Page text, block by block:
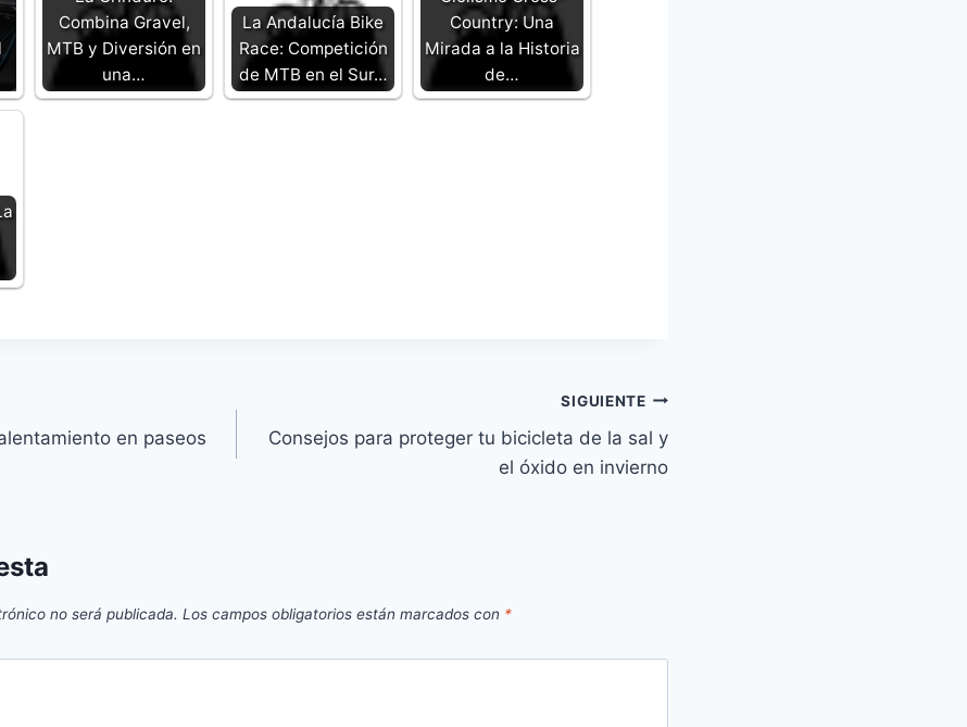
Combina Gravel,
MTB y Diversión en
una…
La Andalucía Bike
Race: Competición
de MTB en el Sur…
Country: Una
Mirada a la Historia
de…
en paseos
SIGUIENTE
Consejos para proteger tu bicicleta de la sal y
el óxido en invierno
no será publicada. Los campos obligatorios están marcados con *